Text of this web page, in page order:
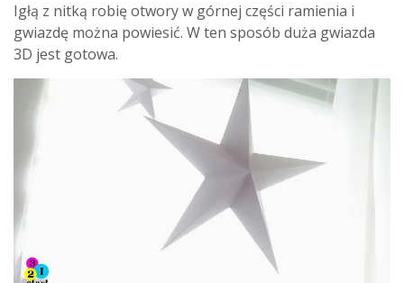
Igłą z nitką robię otwory w górnej części ramienia i
gwiazdę można powiesić. W ten sposób duża gwiazda
3D jest gotowa.